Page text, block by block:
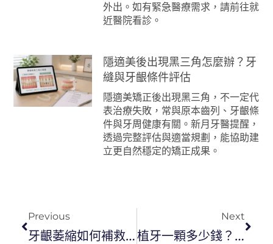
外出。如有緊急醫療需求，請前往就
近醫院看診。
隱適美後出現黑三角怎麼辦？牙
縫與牙齦條件評估
隱適美矯正後出現黑三角，不一定代
表治療失敗，常與原本齒列、牙齦條
件與牙周健康有關。新月牙醫提醒，
透過完整評估與適當規劃，能協助建
立更自然穩定的矯正成果。
Previous
牙齦萎縮如何補救？
Next
植牙一顆多少錢？植牙價格差異的因素是什麼？